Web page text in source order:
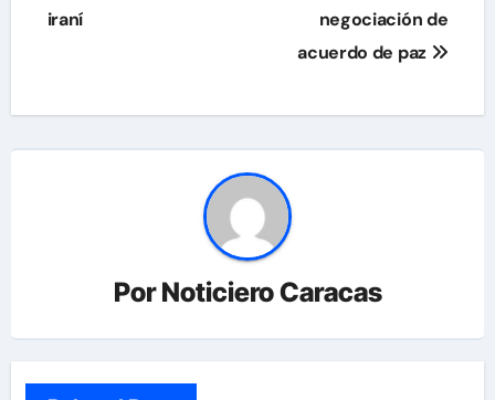
iraní
negociación de
acuerdo de paz
PorNoticiero Caracas